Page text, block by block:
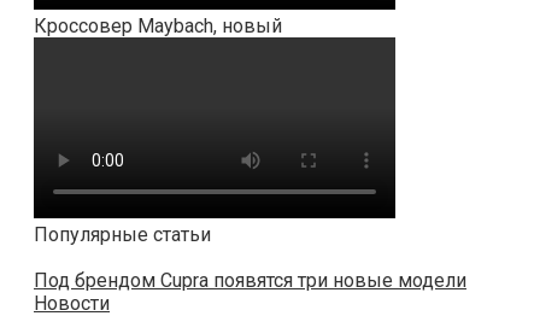
Кроссовер Maybach, новый
Популярные статьи
Под брендом Cupra появятся три новые модели
Новости